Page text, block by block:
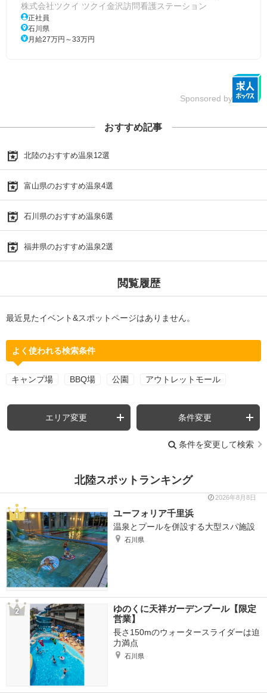
株式会社ツクイ ツクイ金沢訪問看護ステーション
正社員
石川県
月給27万円～33万円
Sponsored by
おすすめ記事
北陸のおすすめ温泉12選
富山県のおすすめ温泉4選
石川県のおすすめ温泉6選
福井県のおすすめ温泉2選
閲覧履歴
最近見たイベント&スポットページはありません。
よく使われる検索条件
キャンプ場 BBQ場 公園 アウトレットモール
エリア変更 条件変更
条件を変更して検索
北陸スポットランキング
2026年8月8日
ユーフォリア千里浜
温泉とプールを併設する大型スパ施設
石川県
ゆのくに天祥ガーデンプール【限定
営業】
長さ150mのウォータースライダーは迫
力満点
石川県